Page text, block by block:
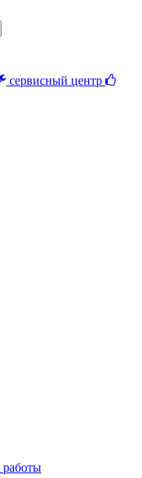
сервисный центр